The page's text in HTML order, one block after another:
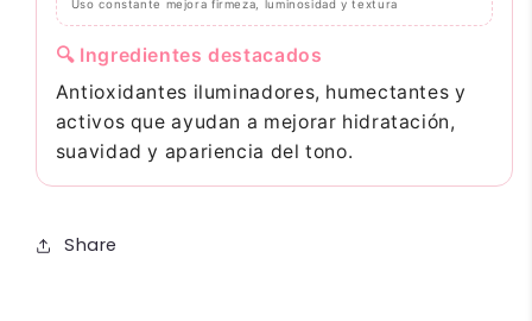
Uso constante mejora firmeza, luminosidad y textura
🔍 Ingredientes destacados
Antioxidantes iluminadores, humectantes y
activos que ayudan a mejorar hidratación,
suavidad y apariencia del tono.
Share